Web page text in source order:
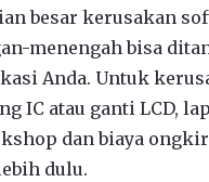
besar kerusakan
menengah bisa
Anda. Untuk
IC atau ganti LCD,
dan biaya
dulu.